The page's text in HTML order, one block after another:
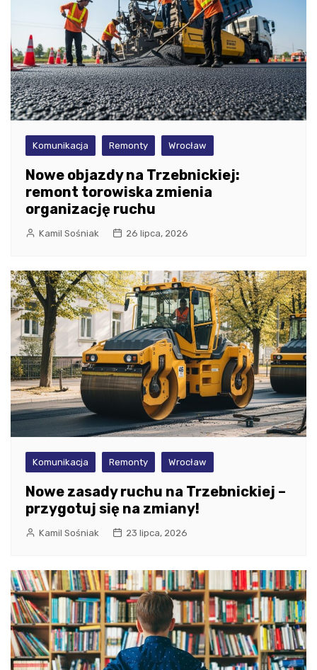
Komunikacja Remonty Wrocław
Nowe objazdy na Trzebnickiej:
remont torowiska zmienia
organizację ruchu
Kamil Sośniak 26 lipca, 2026
Komunikacja Remonty Wrocław
Nowe zasady ruchu na Trzebnickiej –
przygotuj się na zmiany!
Kamil Sośniak 23 lipca, 2026